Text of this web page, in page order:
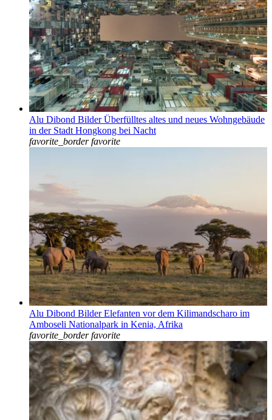
Alu Dibond Bilder Überfülltes altes und neues Wohngebäude
in der Stadt Hongkong bei Nacht
favorite_border favorite
Alu Dibond Bilder Elefanten vor dem Kilimandscharo im
Amboseli Nationalpark in Kenia, Afrika
favorite_border favorite